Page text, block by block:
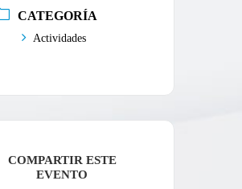
CATEGORÍA
Actividades
COMPARTIR ESTE
EVENTO